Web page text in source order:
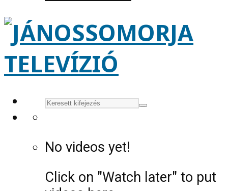
No videos yet!
Click on "Watch later" to put